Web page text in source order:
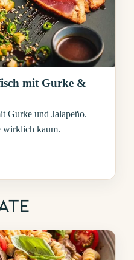
mit Gurke &
Gurke und Jalapeño.
wirklich kaum.